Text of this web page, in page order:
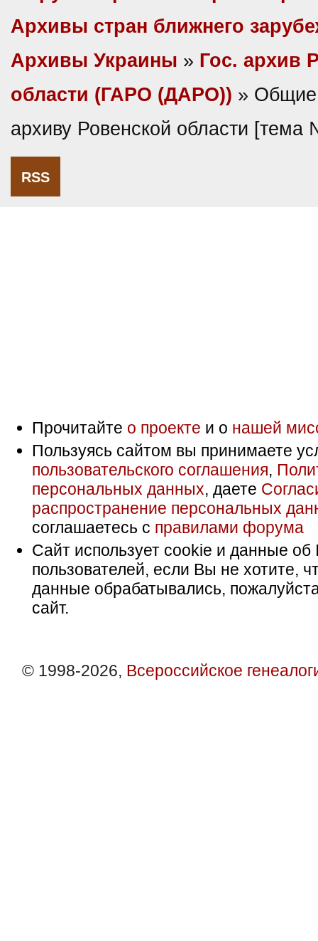
Архивы стран ближнего
Архивы Украины » Гос. архив
области (ГАРО (ДАРО)) » Общие
архиву Ровенской области
RSS
Прочитайте о проекте и о нашей
Пользуясь сайтом вы принимаете
пользовательского соглашения,
персональных данных, даете
распространение персональных
соглашаетесь с правилами форума
Сайт использует cookie и данные об
пользователей, если Вы не хотите,
данные обрабатывались,
сайт.
© 1998-2026, Всероссийское